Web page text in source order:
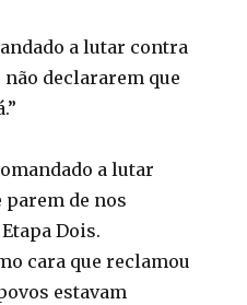
a lutar contra
declararem que
a lutar
parem de nos
Dois.
cara que reclamou
estavam